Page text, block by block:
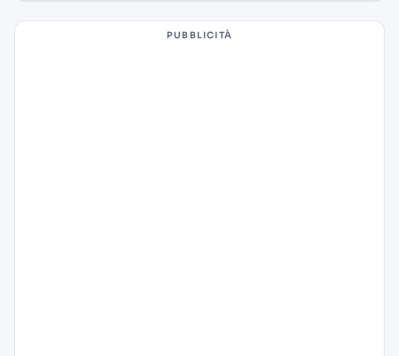
PUBBLICITÀ